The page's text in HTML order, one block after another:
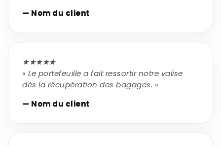
— Nom du client
★★★★★
« Le portefeuille a fait ressortir notre valise
dès la récupération des bagages. »
— Nom du client